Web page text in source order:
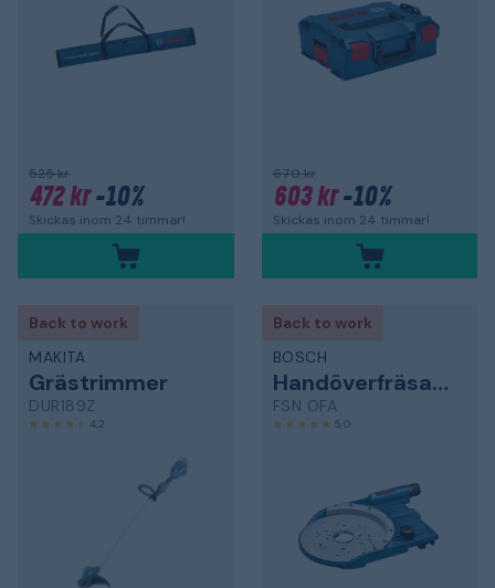
525 kr
472 kr-10%
Skickas inom 24 timmar!
670 kr
603 kr-10%
Skickas inom 24 timmar!
Back to work
MAKITA
Grästrimmer
DUR189Z
4,2
Back to work
BOSCH
Handöverfräsadapter
FSN OFA
5,0